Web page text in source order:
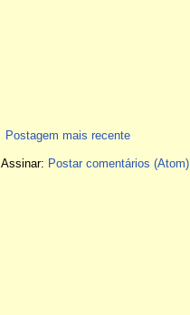
Postagem mais recente
Assinar: Postar comentários (Atom)